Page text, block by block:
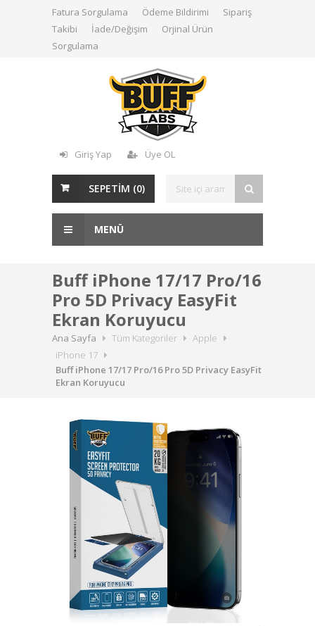
Fatura Sorgulama Ödeme Bildirimi
Sipariş
Takibi
İade/Değişim
Orjinal Ürün
Sorgulama
Giriş Yap Üye OL
SEPETİM (0)
MENÜ
Buff iPhone 17/17 Pro/16
Pro 5D Privacy EasyFit
Ekran Koruyucu
Ana Sayfa Tüm Kategoriler
Apple
iPhone 17
Buff iPhone 17/17 Pro/16 Pro 5D Privacy EasyFit
Ekran Koruyucu